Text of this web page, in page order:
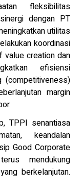
fleksibilitas
dengan PT
utilitas
koordinasi
value creation dan
efisiensi
(competitiveness)
margin
TPPI senantiasa
keandalan
Good Corporate
mendukung
berkelanjutan.